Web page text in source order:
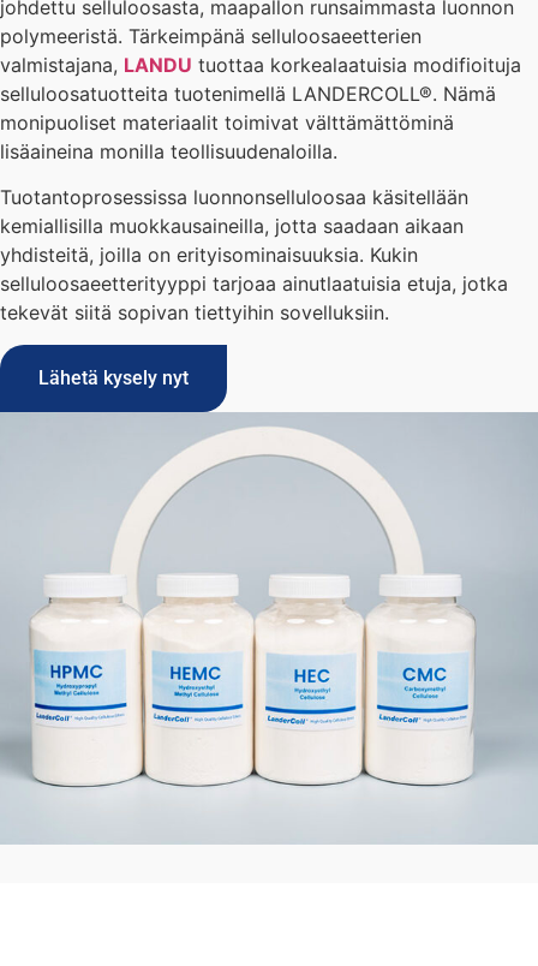
johdettu selluloosasta, maapallon runsaimmasta luonnon
polymeeristä. Tärkeimpänä selluloosaeetterien
valmistajana, LANDU tuottaa korkealaatuisia modifioituja
selluloosatuotteita tuotenimellä LANDERCOLL®. Nämä
monipuoliset materiaalit toimivat välttämättöminä
lisäaineina monilla teollisuudenaloilla.
Tuotantoprosessissa luonnonselluloosaa käsitellään
kemiallisilla muokkausaineilla, jotta saadaan aikaan
yhdisteitä, joilla on erityisominaisuuksia. Kukin
selluloosaeetterityyppi tarjoaa ainutlaatuisia etuja, jotka
tekevät siitä sopivan tiettyihin sovelluksiin.
Lähetä kysely nyt